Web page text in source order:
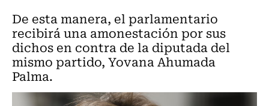
De esta manera, el parlamentario
recibirá una amonestación por sus
dichos en contra de la diputada del
mismo partido, Yovana Ahumada
Palma.